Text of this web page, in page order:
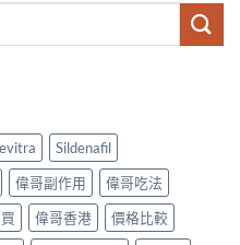
Sildenafil
偉哥副作用
偉哥吃法
偉哥香港
價格比較